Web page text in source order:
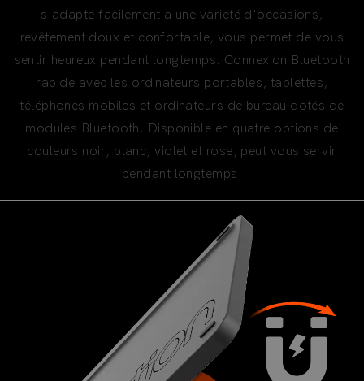
s'adapte facilement à une variété d'occasions,
revêtement doux et confortable, vous permet de vous
sentir heureux pendant longtemps. Connexion Bluetooth
rapide avec les ordinateurs portables, tablettes,
téléphones mobiles et ordinateurs de bureau dotés de
modules Bluetooth. Disponible en quatre options de
couleurs noir, blanc, violet et rose, peut vous servir
pendant longtemps.